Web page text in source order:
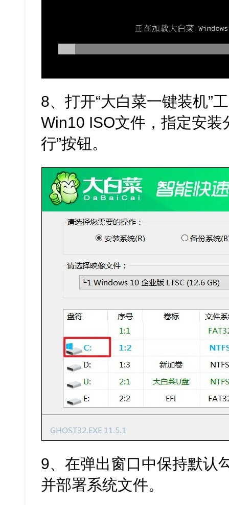
8、打开“大白菜一键装机”
Win10 ISO文件，指定安装
行”按钮。
9、在弹出窗口中保持默认
并部署系统文件。